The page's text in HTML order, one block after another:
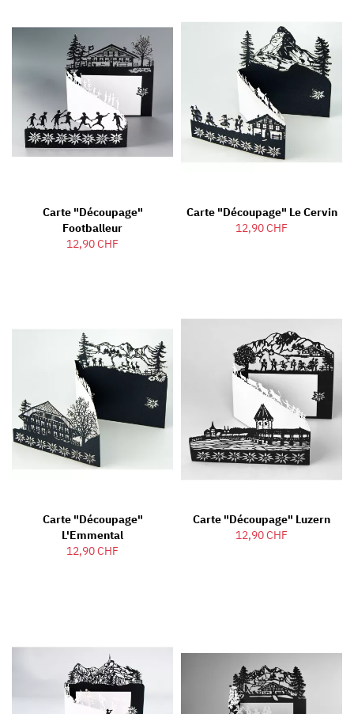
Carte "découpage"
Footballeur
12,90 CHF
Carte "découpage" Le Cervin
12,90 CHF
Carte "découpage"
L'Emmental
12,90 CHF
Carte "découpage" Luzern
12,90 CHF